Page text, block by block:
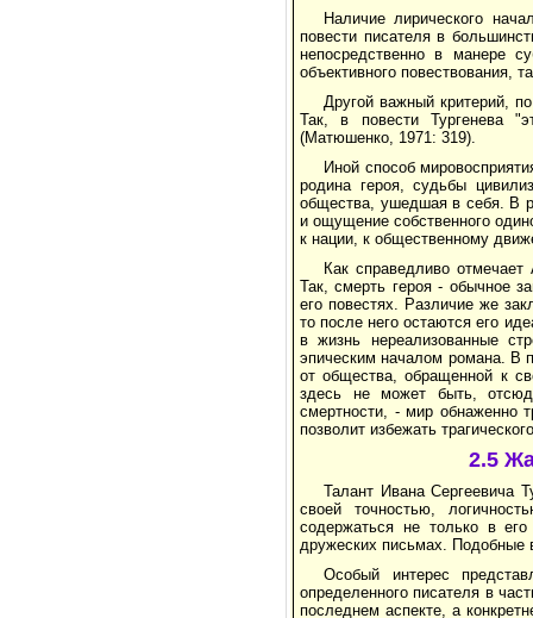
Наличие лирического
повести писателя в
непосредственно в манере
объективного повествования,
Другой важный критерий,
Так, в повести Тургенева
(Матюшенко, 1971: 319).
Иной способ
родина героя, судьбы
общества, ушедшая в себя. В
и ощущение собственного
к нации, к общественному
Как справедливо
Так, смерть героя - обычное
его повестях. Различие же
то после него остаются его
в жизнь нереализованные
эпическим началом романа. В
от общества, обращенной к
здесь не может быть,
смертности, - мир обнаженно
позволит избежать
2.5
Талант Ивана Сергеевича
своей точностью,
содержаться не только в
дружеских письмах. Подобные
Особый интерес
определенного писателя в
последнем аспекте, а